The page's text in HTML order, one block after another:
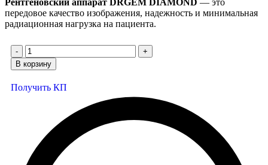
передовое качество изображения, надежность и минимальная
радиационная нагрузка на пациента.
В корзину
Получить КП